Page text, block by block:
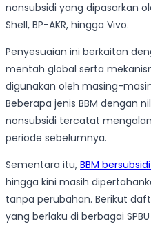
nonsubsidi yang dipasarkan
Shell, BP-AKR, hingga Vivo.
Penyesuaian ini berkaitan
mentah global serta
digunakan oleh masing-
Beberapa jenis BBM dengan
nonsubsidi tercatat
periode sebelumnya.
Sementara itu, BBM bersubsidi
hingga kini masih
tanpa perubahan. Berikut
yang berlaku di berbagai